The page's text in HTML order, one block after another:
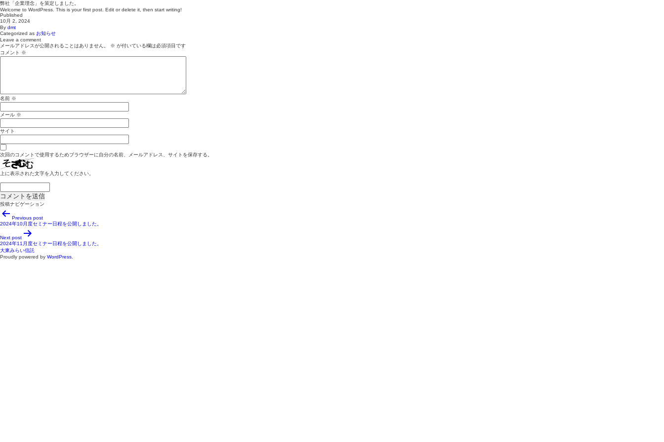
弊社「企業理念」を策定しました。
Welcome to WordPress. This is your first post. Edit or delete it, then start writing!
Published
10月 2, 2024
By dmt
Categorized as お知らせ
Leave a comment
メールアドレスが公開されることはありません。
※ が付いている欄は必須項目です
コメント ※
名前 ※
メール ※
サイト
次回のコメントで使用するためブラウザーに自分の名前、メールアドレス、サイトを保存する。
上に表示された文字を入力してください。
投稿ナビゲーション
Previous post
2024年10月度セミナー日程を公開しました。
Next post
2024年11月度セミナー日程を公開しました。
大東みらい信託
Proudly powered by WordPress